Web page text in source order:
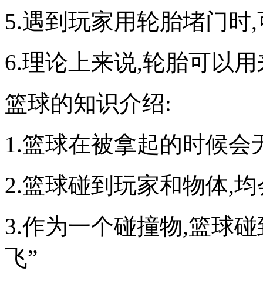
5.遇到玩家用轮胎堵门时
6.理论上来说,轮胎可以
篮球的知识介绍:
1.篮球在被拿起的时候会
2.篮球碰到玩家和物体,
3.作为一个碰撞物,篮球
飞”